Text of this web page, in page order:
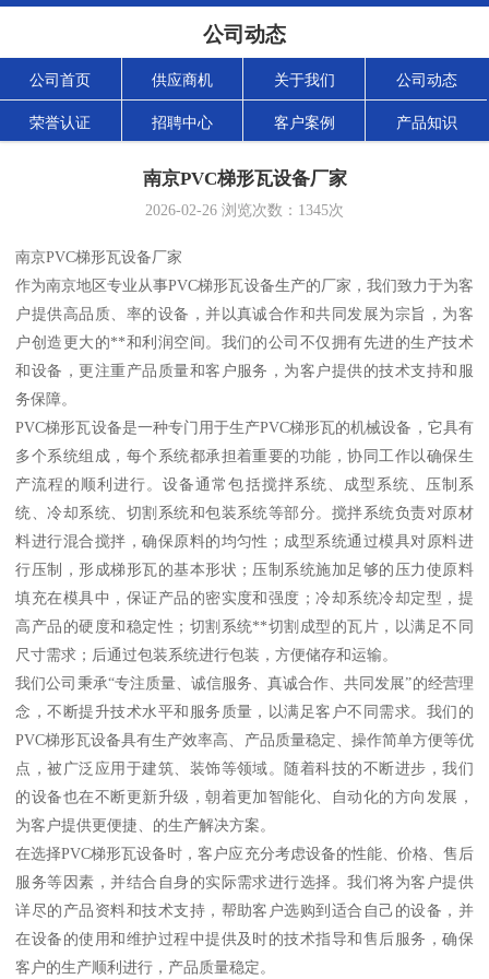
公司动态
公司首页 供应商机 关于我们 公司动态
荣誉认证 招聘中心 客户案例 产品知识
南京PVC梯形瓦设备厂家
2026-02-26 浏览次数： 1345次
南京PVC梯形瓦设备厂家
作为南京地区专业从事PVC梯形瓦设备生产的厂家，我们致力于为客
户提供高品质、率的设备，并以真诚合作和共同发展为宗旨，为客
户创造更大的**和利润空间。我们的公司不仅拥有先进的生产技术
和设备，更注重产品质量和客户服务，为客户提供的技术支持和服
务保障。
PVC梯形瓦设备是一种专门用于生产PVC梯形瓦的机械设备，它具有
多个系统组成，每个系统都承担着重要的功能，协同工作以确保生
产流程的顺利进行。设备通常包括搅拌系统、成型系统、压制系
统、冷却系统、切割系统和包装系统等部分。搅拌系统负责对原材
料进行混合搅拌，确保原料的均匀性；成型系统通过模具对原料进
行压制，形成梯形瓦的基本形状；压制系统施加足够的压力使原料
填充在模具中，保证产品的密实度和强度；冷却系统冷却定型，提
高产品的硬度和稳定性；切割系统**切割成型的瓦片，以满足不同
尺寸需求；后通过包装系统进行包装，方便储存和运输。
我们公司秉承“专注质量、诚信服务、真诚合作、共同发展”的经营理
念，不断提升技术水平和服务质量，以满足客户不同需求。我们的
PVC梯形瓦设备具有生产效率高、产品质量稳定、操作简单方便等优
点，被广泛应用于建筑、装饰等领域。随着科技的不断进步，我们
的设备也在不断更新升级，朝着更加智能化、自动化的方向发展，
为客户提供更便捷、的生产解决方案。
在选择PVC梯形瓦设备时，客户应充分考虑设备的性能、价格、售后
服务等因素，并结合自身的实际需求进行选择。我们将为客户提供
详尽的产品资料和技术支持，帮助客户选购到适合自己的设备，并
在设备的使用和维护过程中提供及时的技术指导和售后服务，确保
客户的生产顺利进行，产品质量稳定。